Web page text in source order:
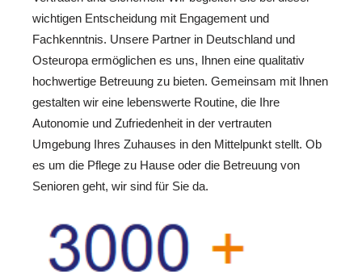
wichtigen Entscheidung mit Engagement und
Fachkenntnis. Unsere Partner in Deutschland und
Osteuropa ermöglichen es uns, Ihnen eine qualitativ
hochwertige Betreuung zu bieten. Gemeinsam mit Ihnen
gestalten wir eine lebenswerte Routine, die Ihre
Autonomie und Zufriedenheit in der vertrauten
Umgebung Ihres Zuhauses in den Mittelpunkt stellt. Ob
es um die Pflege zu Hause oder die Betreuung von
Senioren geht, wir sind für Sie da.